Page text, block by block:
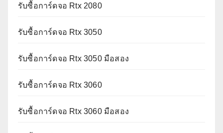
รับซื้อการ์ดจอ Rtx 2080
รับซื้อการ์ดจอ Rtx 3050
รับซื้อการ์ดจอ Rtx 3050 มือสอง
รับซื้อการ์ดจอ Rtx 3060
รับซื้อการ์ดจอ Rtx 3060 มือสอง